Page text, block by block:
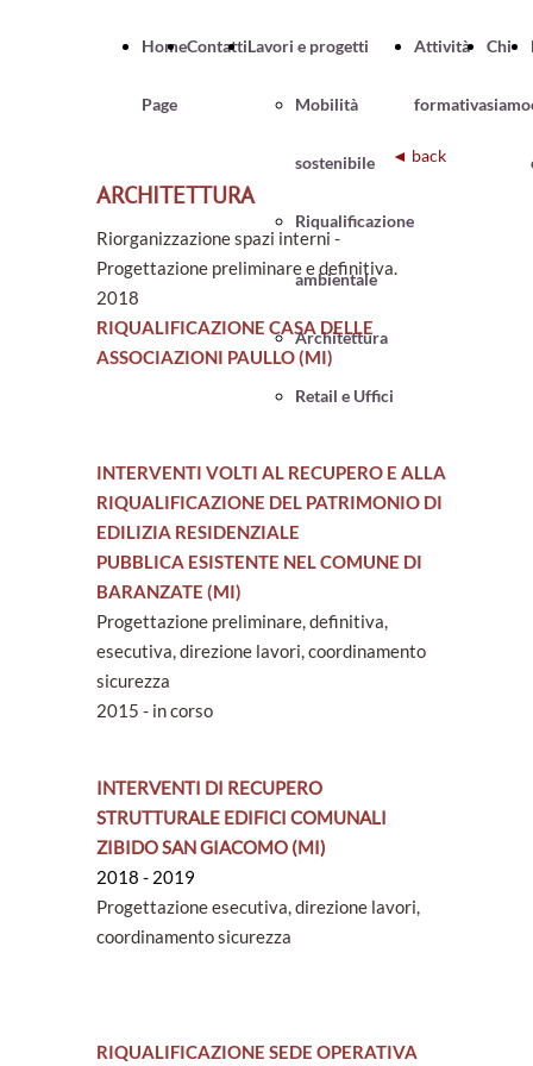
◄ back
ARCHITETTURA
Riorganizzazione spazi interni -
Progettazione preliminare e definitiva.
2018
RIQUALIFICAZIONE CASA DELLE
ASSOCIAZIONI PAULLO (MI)
INTERVENTI VOLTI AL RECUPERO E ALLA
RIQUALIFICAZIONE DEL PATRIMONIO DI
EDILIZIA RESIDENZIALE
PUBBLICA ESISTENTE NEL COMUNE DI
BARANZATE (MI)
Progettazione preliminare, definitiva,
esecutiva, direzione lavori, coordinamento
sicurezza
2015 - in corso
Home
Page
ContattiLavori e progetti
Mobilità
sostenibile
Riqualificazione
ambientale
Architettura
Retail e Uffici
Attività
formativa
Chi
siamo
INTERVENTI DI RECUPERO
STRUTTURALE EDIFICI COMUNALI
ZIBIDO SAN GIACOMO (MI)
2018 - 2019
Progettazione esecutiva, direzione lavori,
coordinamento sicurezza
RIQUALIFICAZIONE SEDE OPERATIVA